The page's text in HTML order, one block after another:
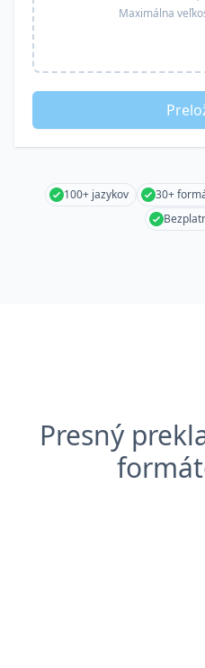
Maximálna
100+ jazykov 30+
Presný